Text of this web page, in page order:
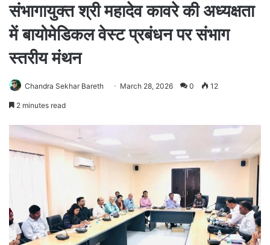
संभागायुक्त श्री महादेव कावरे की अध्यक्षता
में बायोमेडिकल वेस्ट प्रबंधन पर संभाग
स्तरीय मंथन
Chandra Sekhar Bareth March 28, 2026 0 12
2 minutes read